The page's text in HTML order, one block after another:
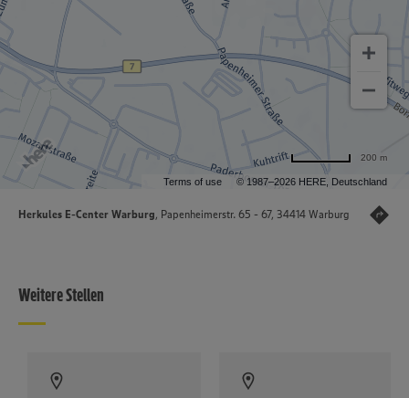
Terms of use © 1987–2026 HERE, Deutschland
200 m
Herkules E-Center Warburg, Papenheimerstr. 65 - 67, 34414 Warburg
Weitere Stellen